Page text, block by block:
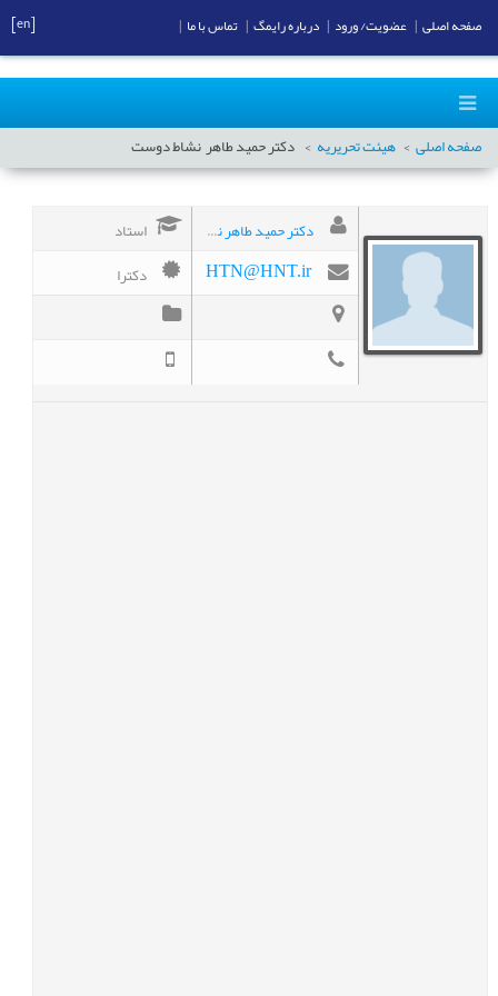
صفحه اصلی هیئت تحریریه دکتر حمید طاهرنشاط دوست
دکتر حمید طاهر نشاط دوست استاد
HTN@HNT.ir دکترا
صفحه اصلی عضویت/ ورود درباره رایمگ تماس با ما